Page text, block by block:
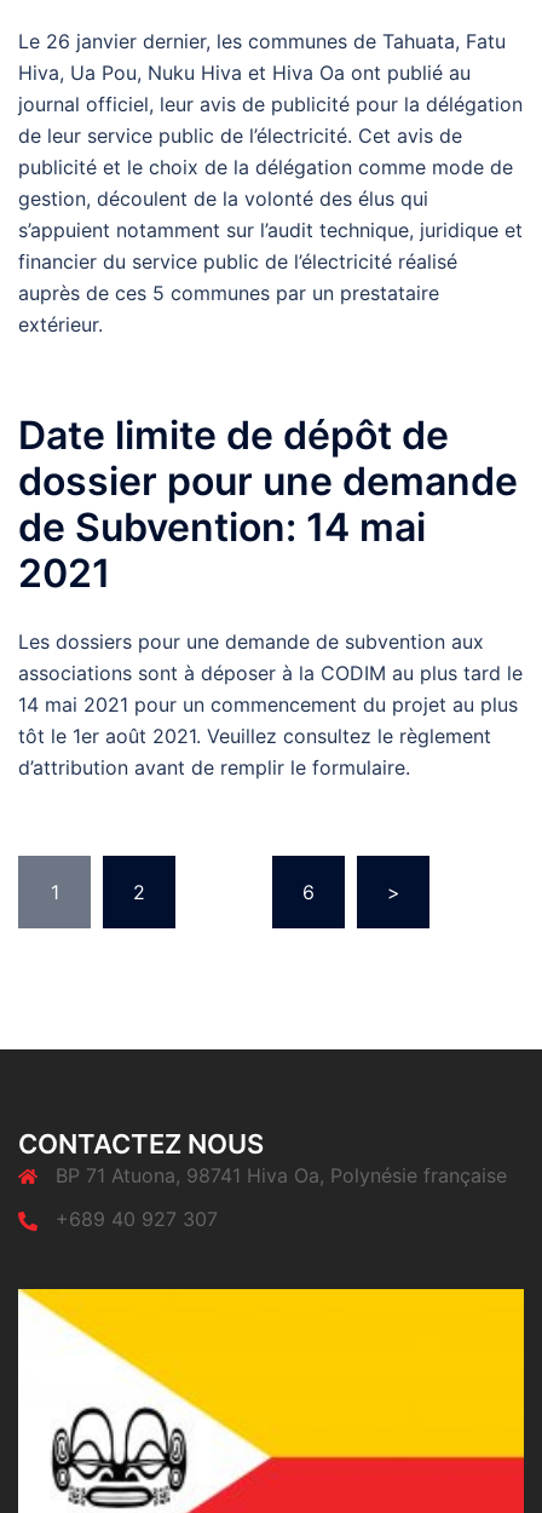
Le 26 janvier dernier, les communes de Tahuata, Fatu
Hiva, Ua Pou, Nuku Hiva et Hiva Oa ont publié au
journal officiel, leur avis de publicité pour la délégation
de leur service public de l’électricité. Cet avis de
publicité et le choix de la délégation comme mode de
gestion, découlent de la volonté des élus qui
s’appuient notamment sur l’audit technique, juridique et
financier du service public de l’électricité réalisé
auprès de ces 5 communes par un prestataire
extérieur.
Date limite de dépôt de
dossier pour une demande
de Subvention: 14 mai
2021
Les dossiers pour une demande de subvention aux
associations sont à déposer à la CODIM au plus tard le
14 mai 2021 pour un commencement du projet au plus
tôt le 1er août 2021. Veuillez consultez le règlement
d’attribution avant de remplir le formulaire.
1 2 6 >
CONTACTEZ NOUS
BP 71 Atuona, 98741 Hiva Oa, Polynésie française
+689 40 927 307